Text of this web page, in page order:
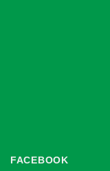
FACEBOOK